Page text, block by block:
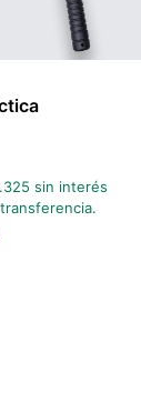
sin interés